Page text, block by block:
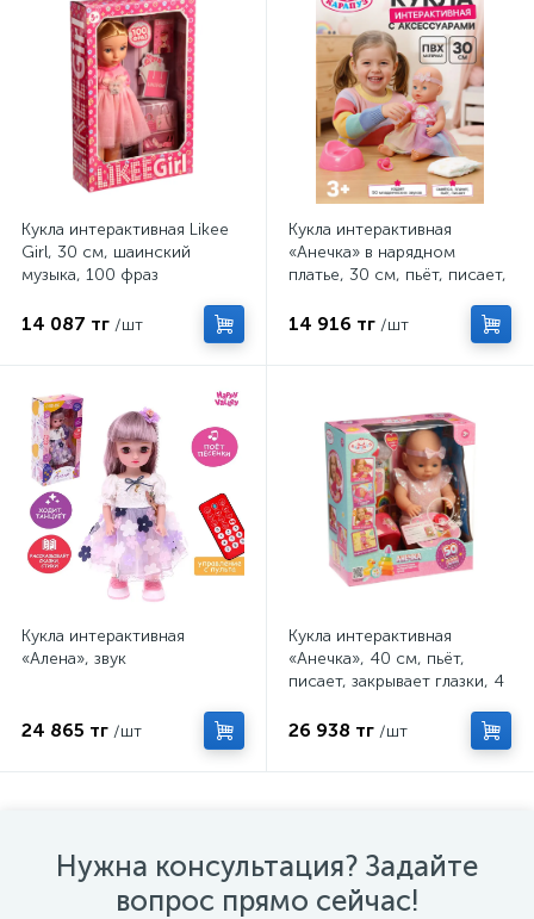
Кукла интерактивная Likee
Girl, 30 см, шаинский
музыка, 100 фраз
14 087 тг /шт
Кукла интерактивная
«Анечка» в нарядном
платье, 30 см, пьёт, писает,
аксессуара, 50 звуков
14 916 тг /шт
Кукла интерактивная
«Алена», звук
24 865 тг /шт
Кукла интерактивная
«Анечка», 40 см, пьёт,
писает, закрывает глазки, 4
26 938 тг /шт
Нужна консультация? Задайте
вопрос прямо сейчас!